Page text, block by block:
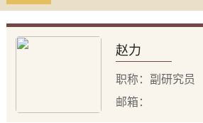
赵力
职称：副研究员
邮箱：